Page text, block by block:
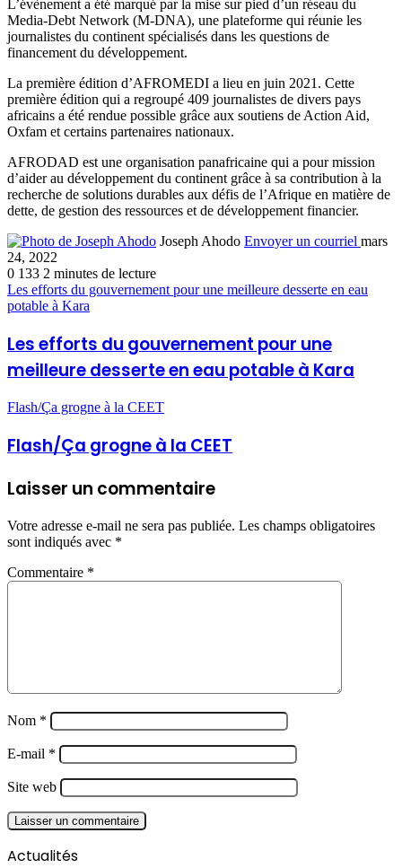
L’évènement a été marqué par la mise sur pied d’un réseau du
Media-Debt Network (M-DNA), une plateforme qui réunie les
journalistes du continent spécialisés dans les questions de
financement du développement.
La première édition d’AFROMEDI a lieu en juin 2021. Cette
première édition qui a regroupé 409 journalistes de divers pays
africains a été rendue possible grâce aux soutiens de Action Aid,
Oxfam et certains partenaires nationaux.
AFRODAD est une organisation panafricaine qui a pour mission
d’aider au développement du continent grâce à sa contribution à la
recherche de solutions durables aux défis de l’Afrique en matière de
dette, de gestion des ressources et de développement financier.
Joseph Ahodo Envoyer un courriel mars
24, 2022
0 133 2 minutes de lecture
Les efforts du gouvernement pour une meilleure desserte en eau
potable à Kara
Les efforts du gouvernement pour une
meilleure desserte en eau potable à Kara
Flash/Ça grogne à la CEET
Flash/Ça grogne à la CEET
Laisser un commentaire
Votre adresse e-mail ne sera pas publiée. Les champs obligatoires
sont indiqués avec *
Commentaire *
Nom *
E-mail *
Site web
Actualités